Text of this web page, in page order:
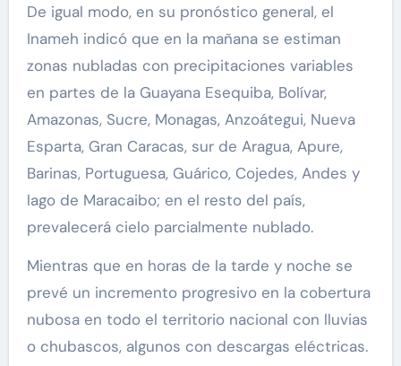
De igual modo, en su pronóstico general, el
Inameh indicó que en la mañana se estiman
zonas nubladas con precipitaciones variables
en partes de la Guayana Esequiba, Bolívar,
Amazonas, Sucre, Monagas, Anzoátegui, Nueva
Esparta, Gran Caracas, sur de Aragua, Apure,
Barinas, Portuguesa, Guárico, Cojedes, Andes y
lago de Maracaibo; en el resto del país,
prevalecerá cielo parcialmente nublado.
Mientras que en horas de la tarde y noche se
prevé un incremento progresivo en la cobertura
nubosa en todo el territorio nacional con lluvias
o chubascos, algunos con descargas eléctricas.